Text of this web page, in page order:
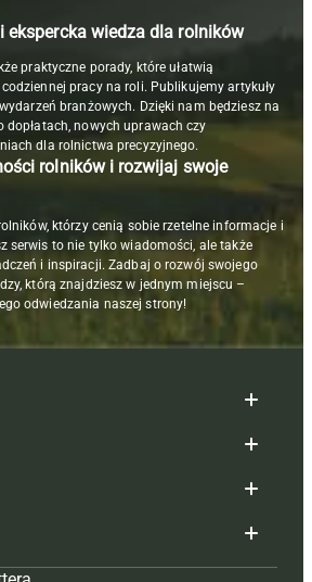
ekspercka wiedza dla rolników
praktyczne porady, które ułatwią
pracy na roli. Publikujemy artykuły
branżowych. Dzięki nam będziesz na
nowych uprawach czy
dla rolnictwa precyzyjnego.
rolników i rozwijaj swoje
którzy cenią sobie rzetelne informacje i
serwis to nie tylko wiadomości, ale także
i inspiracji. Zadbaj o rozwój swojego
którą znajdziesz w jednym miejscu –
odwiedzania naszej strony!